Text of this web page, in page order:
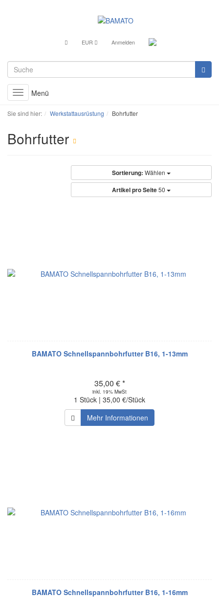
EUR Anmelden
Toggle
navigation
Menü
Sie sind hier: Werkstattausrüstung Bohrfutter
Bohrfutter
Sortierung: Wählen
Artikel pro Seite50
BAMATO Schnellspannbohrfutter B16, 1-13mm
35,00 € *
inkl. 19% MwSt
1 Stück | 35,00 €/Stück
Mehr Informationen
BAMATO Schnellspannbohrfutter B16, 1-16mm